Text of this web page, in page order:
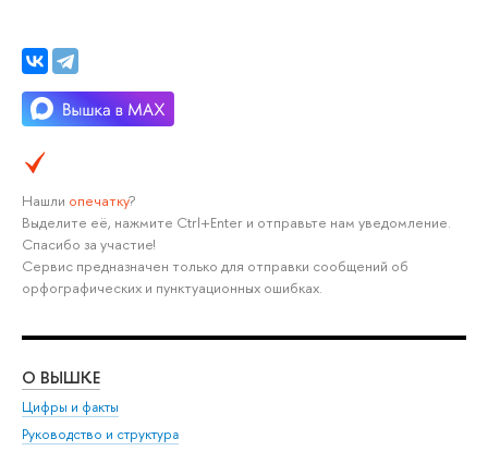
Нашли опечатку?
Выделите её, нажмите Ctrl+Enter и отправьте нам уведомление.
Спасибо за участие!
Сервис предназначен только для отправки сообщений об
орфографических и пунктуационных ошибках.
О ВЫШКЕ
Цифры и факты
Руководство и структура